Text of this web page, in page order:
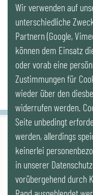
LinkedIn
Newsletter
IG LEBENSZYKLUS BAU
Wipplingerstr. 10/Top 9,
office@ig-lebenszyklus.at
Kontakt
Wir verwenden auf
unterschiedliche
Partnern (Google,
können dem Einsatz
oder vorab eine
Zustimmungen für
wieder über den
widerrufen werden.
Seite unbedingt
werden, allerdings
keinerlei
in unserer
vorübergehend durch